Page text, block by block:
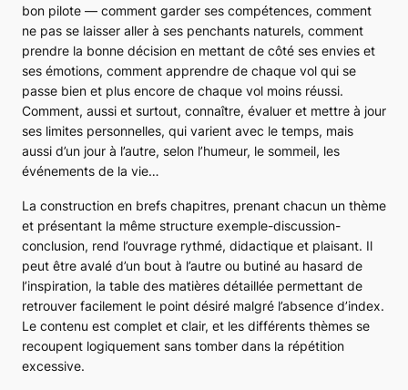
bon pilote — comment garder ses compétences, comment
ne pas se laisser aller à ses penchants naturels, comment
prendre la bonne décision en mettant de côté ses envies et
ses émotions, comment apprendre de chaque vol qui se
passe bien et plus encore de chaque vol moins réussi.
Comment, aussi et surtout, connaître, évaluer et mettre à jour
ses limites personnelles, qui varient avec le temps, mais
aussi d’un jour à l’autre, selon l’humeur, le sommeil, les
événements de la vie…
La construction en brefs chapitres, prenant chacun un thème
et présentant la même structure exemple-discussion-
conclusion, rend l’ouvrage rythmé, didactique et plaisant. Il
peut être avalé d’un bout à l’autre ou butiné au hasard de
l’inspiration, la table des matières détaillée permettant de
retrouver facilement le point désiré malgré l’absence d’index.
Le contenu est complet et clair, et les différents thèmes se
recoupent logiquement sans tomber dans la répétition
excessive.